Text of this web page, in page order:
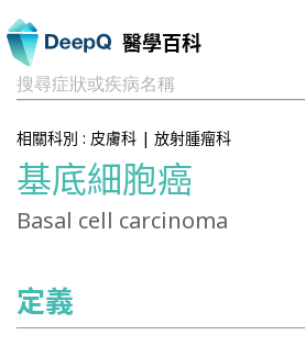
醫學百科
搜尋症狀或疾病名稱
相關科別 : 皮膚科 | 放射腫瘤科
基底細胞癌
Basal cell carcinoma
定義